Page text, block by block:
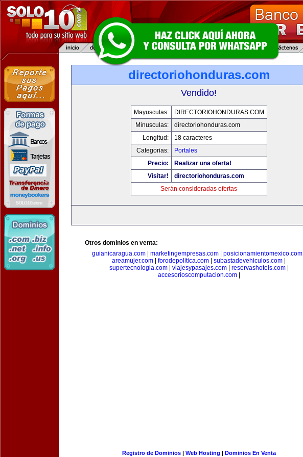
directoriohonduras.com
Vendido!
Mayusculas:
DIRECTORIOHONDURAS.COM
Minusculas:
directoriohonduras.com
Longitud:
18 caracteres
Categorias:
Portales
Precio:
Realizar una oferta!
Visitar!
directoriohonduras.com
Serán consideradas ofertas
Otros dominios en venta:
guianicaragua.com
marketingempresas.com posicionamientomexico.com
areamujer.com
forodepolitica.com subastadevehiculos.com
supertecnologia.com| viajesypasajes.com| reservashoteis.com|
accesorioscomputacion.com|
Registro de Dominios| Web Hosting | Dominios En Venta